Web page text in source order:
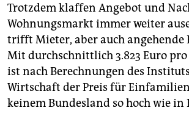
Trotzdem klaffen Angebot und
Wohnungsmarkt immer weiter
trifft Mieter, aber auch angehende
Mit durchschnittlich 3.823 Euro
ist nach Berechnungen des
Wirtschaft der Preis für
keinem Bundesland so hoch wie in